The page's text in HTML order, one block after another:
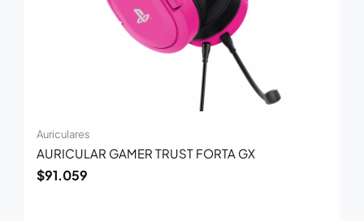
Auriculares
AURICULAR GAMER TRUST FORTA GX
$91.059